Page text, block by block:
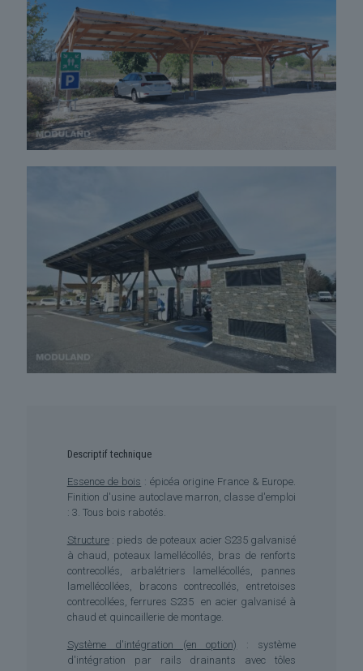
Descriptif technique
Essence de bois : épicéa origine France & Europe.
Finition d'usine autoclave marron, classe d'emploi
: 3. Tous bois rabotés.
Structure: pieds de poteaux acier S235 galvanisé
à chaud, poteaux lamellécollés, bras de renforts
contrecollés, arbalétriers lamellécollés, pannes
lamellécollées, bracons contrecollés, entretoises
contrecollées, ferrures S235 en acier galvanisé à
chaud et quincaillerie de montage.
Système d'intégration (en option) : système
d'intégration par rails drainants avec tôles